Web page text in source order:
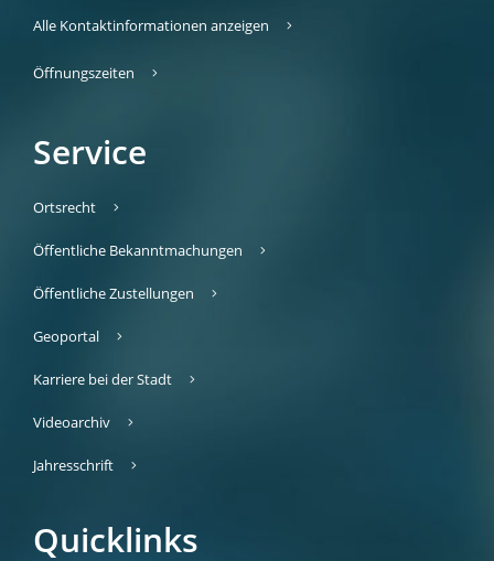
Alle Kontaktinformationen anzeigen
Öffnungszeiten
Service
Ortsrecht
Öffentliche Bekanntmachungen
Öffentliche Zustellungen
Geoportal
Karriere bei der Stadt
Videoarchiv
Jahresschrift
Quicklinks